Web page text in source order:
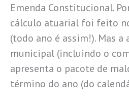
Emenda Constitucional.
cálculo atuarial foi feito
(todo ano é assim!). Mas
municipal (incluindo o
apresenta o pacote de
término do ano (do